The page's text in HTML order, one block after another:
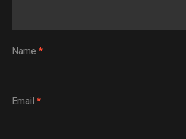
Name *
Email *